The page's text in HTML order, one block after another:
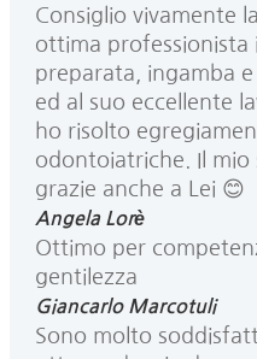
Consiglio vivamente
ottima professionista
preparata, ingamba
ed al suo eccellente
ho risolto
odontoiatriche. Il mio
grazie anche a Lei 😊
Angela Lorè
Ottimo per
gentilezza
Giancarlo Marcotuli
Sono molto